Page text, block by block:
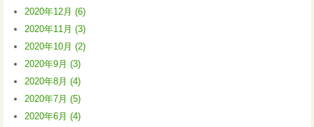
2020年12月 (6)
2020年11月 (3)
2020年10月 (2)
2020年9月 (3)
2020年8月 (4)
2020年7月 (5)
2020年6月 (4)